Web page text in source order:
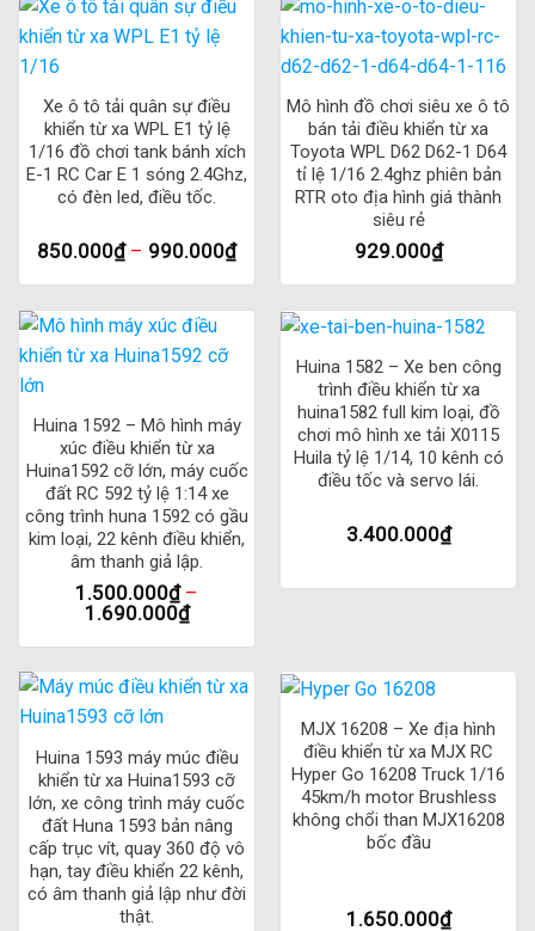
Xe ô tô tải quân sự điều
khiển từ xa WPL E1 tỷ lệ
1/16 đồ chơi tank bánh xích
E-1 RC Car E 1 sóng 2.4Ghz,
có đèn led, điều tốc.
850.000₫– 990.000₫
Mô hình đồ chơi siêu xe ô tô
bán tải điều khiển từ xa
Toyota WPL D62 D62-1 D64
tỉ lệ 1/16 2.4ghz phiên bản
RTR oto địa hình giá thành
siêu rẻ
929.000₫
Huina 1592 – Mô hình máy
xúc điều khiển từ xa
Huina1592 cỡ lớn, máy cuốc
đất RC 592 tỷ lệ 1:14 xe
công trình huna 1592 có gầu
kim loại, 22 kênh điều khiển,
âm thanh giả lập.
1.500.000₫–
1.690.000₫
Huina 1582 – Xe ben công
trình điều khiển từ xa
huina1582 full kim loại, đồ
chơi mô hình xe tải X0115
Huila tỷ lệ 1/14, 10 kênh có
điều tốc và servo lái.
3.400.000₫
Huina 1593 máy múc điều
khiển từ xa Huina1593 cỡ
lớn, xe công trình máy cuốc
đất Huna 1593 bản nâng
cấp trục vít, quay 360 độ vô
hạn, tay điều khiển 22 kênh,
có âm thanh giả lập như đời
thật.
MJX 16208 – Xe địa hình
điều khiển từ xa MJX RC
Hyper Go 16208 Truck 1/16
45km/h motor Brushless
không chổi than MJX16208
bốc đầu
1.650.000₫